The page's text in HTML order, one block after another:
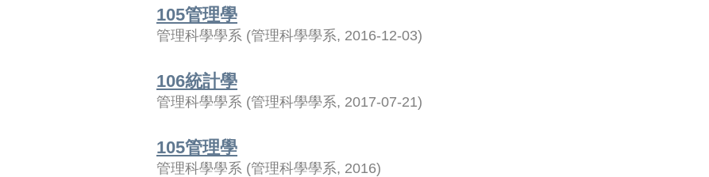
105管理學
管理科學學系 (管理科學學系, 2016-12-03)
106統計學
管理科學學系 (管理科學學系, 2017-07-21)
105管理學
管理科學學系 (管理科學學系, 2016)